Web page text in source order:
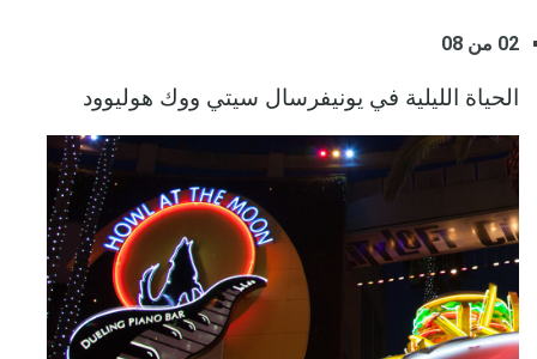
02 من 08
الحياة الليلية في يونيفرسال سيتي ووك هوليوود